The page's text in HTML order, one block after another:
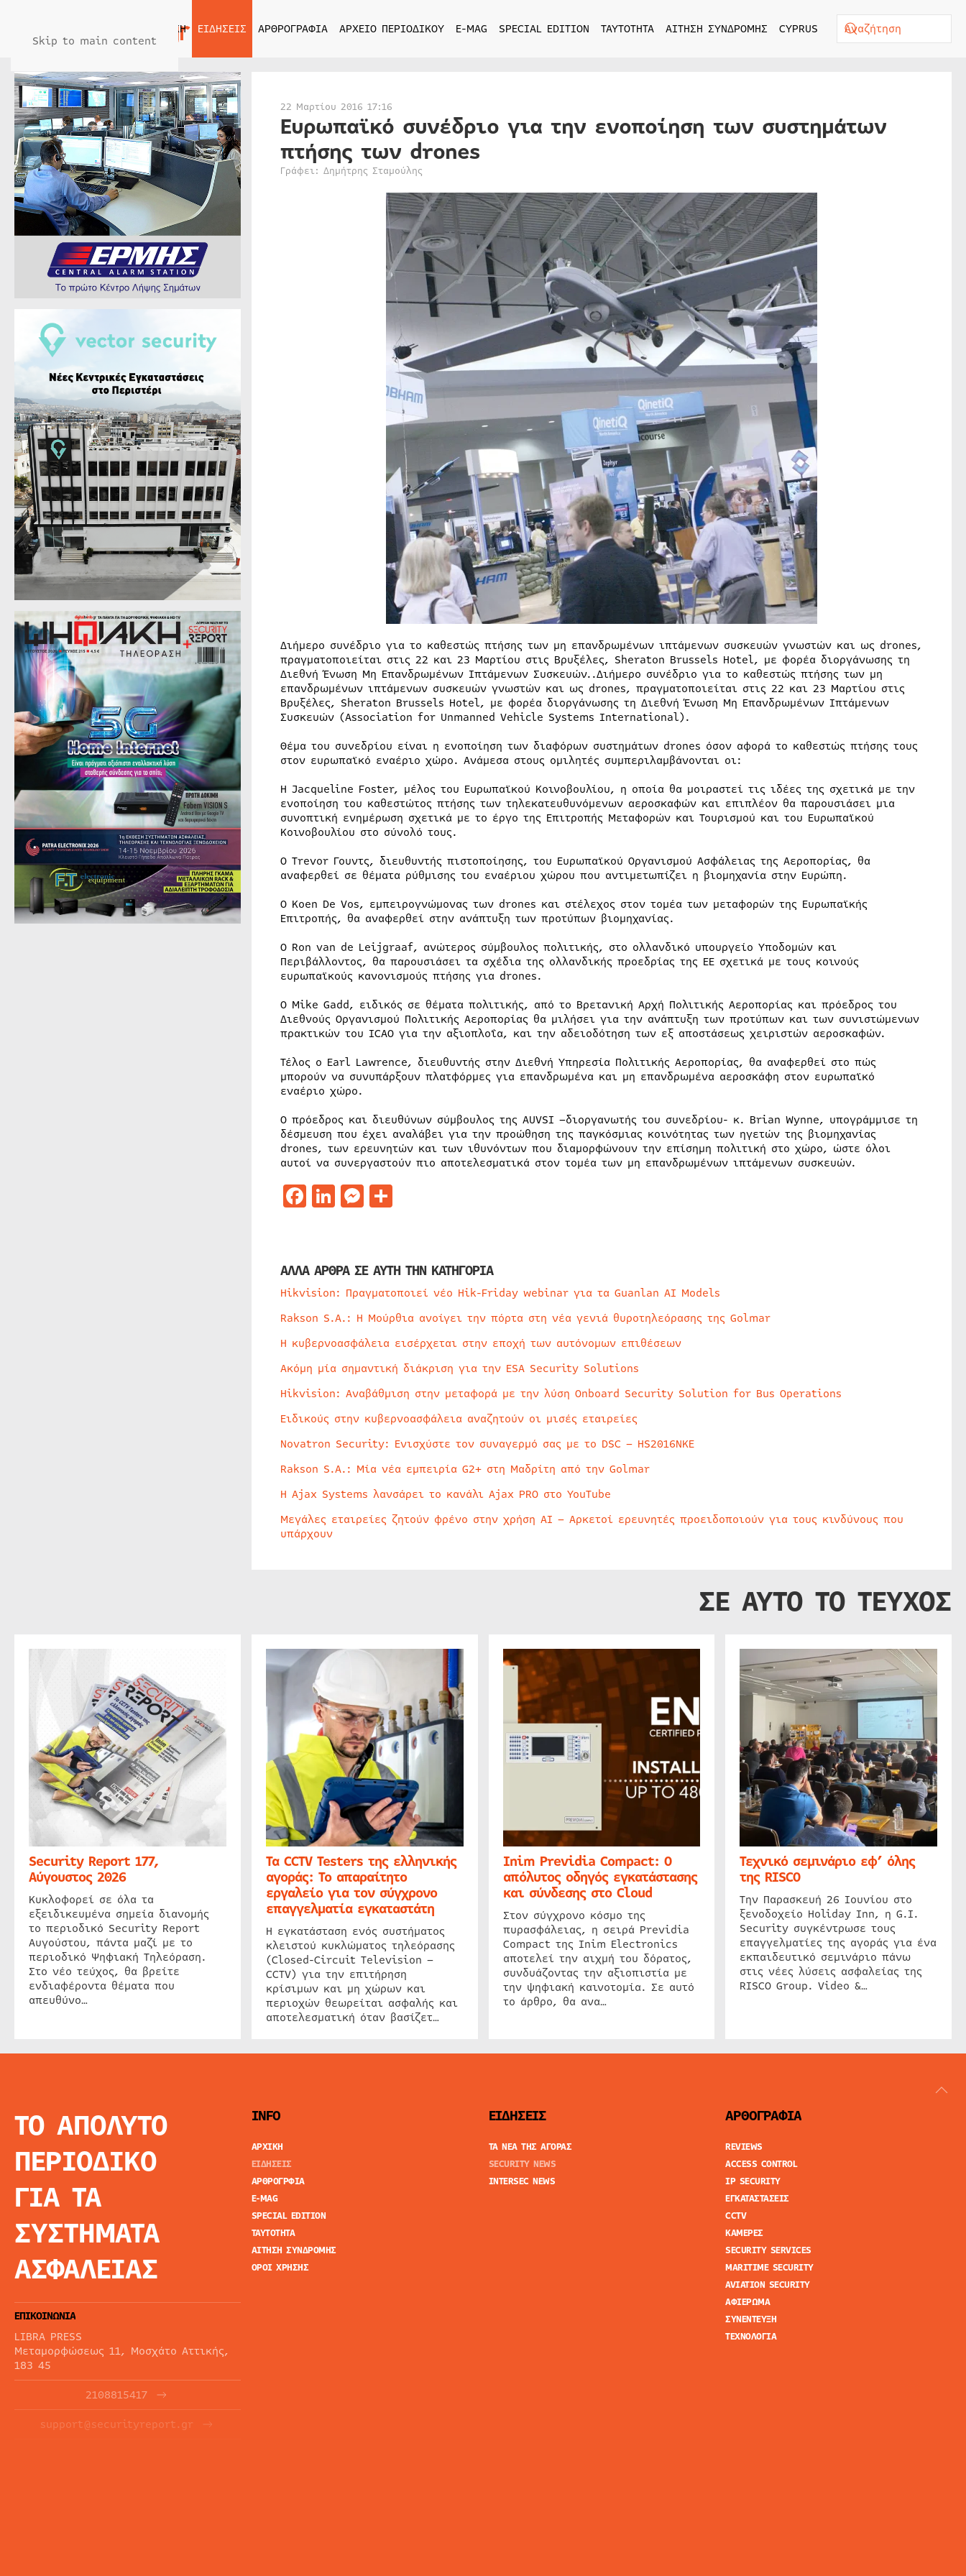
Skip to main content
ΑΡΧΙΚΗ ΕΙΔΗΣΕΙΣ ΑΡΘΡΟΓΡΑΦΙΑ ΑΡΧΕΙΟ ΠΕΡΙΟΔΙΚΟΥ E-MAG SPECIAL EDITION ΤΑΥΤΟΤΗΤΑ ΑΙΤΗΣΗ ΣΥΝΔΡΟΜΗΣ CYPRUS
22 Μαρτίου 2016 17:16
Ευρωπαϊκό συνέδριο για την ενοποίηση των συστημάτων
πτήσης των drones
Γράφει: Δημήτρης Σταμούλης
Διήμερο συνέδριο για το καθεστώς πτήσης των μη επανδρωμένων ιπτάμενων συσκευών γνωστών και ως drones,
πραγματοποιείται στις 22 και 23 Μαρτίου στις Βρυξέλες, Sheraton Brussels Hotel, με φορέα διοργάνωσης τη
Διεθνή Ένωση Μη Επανδρωμένων Ιπτάμενων Συσκευών..Διήμερο συνέδριο για το καθεστώς πτήσης των μη
επανδρωμένων ιπτάμενων συσκευών γνωστών και ως drones, πραγματοποιείται στις 22 και 23 Μαρτίου στις
Βρυξέλες, Sheraton Brussels Hotel, με φορέα διοργάνωσης τη Διεθνή Ένωση Μη Επανδρωμένων Ιπτάμενων
Συσκευών (Association for Unmanned Vehicle Systems International).
Θέμα του συνεδρίου είναι η ενοποίηση των διαφόρων συστημάτων drones όσον αφορά το καθεστώς πτήσης τους
στον ευρωπαϊκό εναέριο χώρο. Ανάμεσα στους ομιλητές συμπεριλαμβάνονται οι:
Η Jacqueline Foster, μέλος του Ευρωπαϊκού Κοινοβουλίου, η οποία θα μοιραστεί τις ιδέες της σχετικά με την
ενοποίηση του καθεστώτος πτήσης των τηλεκατευθυνόμενων αεροσκαφών και επιπλέον θα παρουσιάσει μια
συνοπτική ενημέρωση σχετικά με το έργο της Επιτροπής Μεταφορών και Τουρισμού και του Ευρωπαϊκού
Κοινοβουλίου στο σύνολό τους.
Ο Trevor Γουντς, διευθυντής πιστοποίησης, του Ευρωπαϊκού Οργανισμού Ασφάλειας της Αεροπορίας, θα
αναφερθεί σε θέματα ρύθμισης του εναέριου χώρου που αντιμετωπίζει η βιομηχανία στην Ευρώπη.
Ο Koen De Vos, εμπειρογνώμονας των drones και στέλεχος στον τομέα των μεταφορών της Ευρωπαϊκής
Επιτροπής, θα αναφερθεί στην ανάπτυξη των προτύπων βιομηχανίας.
Ο Ron van de Leijgraaf, ανώτερος σύμβουλος πολιτικής, στο ολλανδικό υπουργείο Υποδομών και
Περιβάλλοντος, θα παρουσιάσει τα σχέδια της ολλανδικής προεδρίας της ΕΕ σχετικά με τους κοινούς
ευρωπαϊκούς κανονισμούς πτήσης για drones.
O Mike Gadd, ειδικός σε θέματα πολιτικής, από το Βρετανική Αρχή Πολιτικής Αεροπορίας και πρόεδρος του
Διεθνούς Οργανισμού Πολιτικής Αεροπορίας θα μιλήσει για την ανάπτυξη των προτύπων και των συνιστώμενων
πρακτικών του ICAO για την αξιοπλοΐα, και την αδειοδότηση των εξ αποστάσεως χειριστών αεροσκαφών.
Τέλος ο Earl Lawrence, διευθυντής στην Διεθνή Υπηρεσία Πολιτικής Αεροπορίας, θα αναφερθεί στο πώς
μπορούν να συνυπάρξουν πλατφόρμες για επανδρωμένα και μη επανδρωμένα αεροσκάφη στον ευρωπαϊκό
εναέριο χώρο.
Ο πρόεδρος και διευθύνων σύμβουλος της AUVSI –διοργανωτής του συνεδρίου- κ. Brian Wynne, υπογράμμισε τη
δέσμευση που έχει αναλάβει για την προώθηση της παγκόσμιας κοινότητας των ηγετών της βιομηχανίας
drones, των ερευνητών και των ιθυνόντων που διαμορφώνουν την επίσημη πολιτική στο χώρο, ώστε όλοι
αυτοί να συνεργαστούν πιο αποτελεσματικά στον τομέα των μη επανδρωμένων ιπτάμενων συσκευών.
Facebook
LinkedIn
Messenger
Μοιραστείτε
ΑΛΛΑ ΑΡΘΡΑ ΣΕ ΑΥΤΗ ΤΗΝ ΚΑΤΗΓΟΡΙΑ
Hikvision: Πραγματοποιεί νέο Hik-Friday webinar για τα Guanlan AI Models
Rakson S.A.: Η Μούρθια ανοίγει την πόρτα στη νέα γενιά θυροτηλεόρασης της Golmar
Η κυβερνοασφάλεια εισέρχεται στην εποχή των αυτόνομων επιθέσεων
Ακόμη μία σημαντική διάκριση για την ESA Security Solutions
Hikvision: Αναβάθμιση στην μεταφορά με την λύση Onboard Security Solution for Bus Operations
Ειδικούς στην κυβερνοασφάλεια αναζητούν οι μισές εταιρείες
Novatron Security: Ενισχύστε τον συναγερμό σας με το DSC – HS2016NKE
Rakson S.A.: Μία νέα εμπειρία G2+ στη Μαδρίτη από την Golmar
Η Ajax Systems λανσάρει το κανάλι Ajax PRO στο YouTube
Μεγάλες εταιρείες ζητούν φρένο στην χρήση AI – Αρκετοί ερευνητές προειδοποιούν για τους κινδύνους που
υπάρχουν
ΣΕ ΑΥΤΟ ΤΟ ΤΕΥΧΟΣ
Security Report 177,
Αύγουστος 2026
Κυκλοφορεί σε όλα τα
εξειδικευμένα σημεία διανομής
το περιοδικό Security Report
Αυγούστου, πάντα μαζί με το
περιοδικό Ψηφιακή Τηλεόραση.
Στο νέο τεύχος, θα βρείτε
ενδιαφέροντα θέματα που
απευθύνο…
Τα CCTV Testers της ελληνικής
αγοράς: Το απαραίτητο
εργαλείο για τον σύγχρονο
επαγγελματία εγκαταστάτη
Η εγκατάσταση ενός συστήματος
κλειστού κυκλώματος τηλεόρασης
(Closed-Circuit Television –
CCTV) για την επιτήρηση
κρίσιμων και μη χώρων και
περιοχών θεωρείται ασφαλής και
αποτελεσματική όταν βασίζετ…
Inim Previdia Compact: Ο
απόλυτος οδηγός εγκατάστασης
και σύνδεσης στο Cloud
Στον σύγχρονο κόσμο της
πυρασφάλειας, η σειρά Previdia
Compact της Inim Electronics
αποτελεί την αιχμή του δόρατος,
συνδυάζοντας την αξιοπιστία με
την ψηφιακή καινοτομία. Σε αυτό
το άρθρο, θα ανα…
Τεχνικό σεμινάριο εφ’ όλης
της RISCO
Την Παρασκευή 26 Ιουνίου στο
ξενοδοχείο Holiday Inn, η G.I.
Security συγκέντρωσε τους
επαγγελματίες της αγοράς για ένα
εκπαιδευτικό σεμινάριο πάνω
στις νέες λύσεις ασφαλείας της
RISCO Group. Video &…
ΤΟ ΑΠΟΛΥΤΟ
ΠΕΡΙΟΔΙΚΟ
ΓΙΑ ΤΑ
ΣΥΣΤΗΜΑΤΑ
ΑΣΦΑΛΕΙΑΣ
ΕΠΙΚΟΙΝΩΝΙΑ
LIBRA PRESS
Μεταμορφώσεως 11, Μοσχάτο Αττικής,
183 45
2108815417
support@securityreport.gr
INFO
ΑΡΧΙΚΗ
ΕΙΔΗΣΕΙΣ
ΑΡΘΡΟΓΡΦΙΑ
E-MAG
SPECIAL EDITION
ΤΑΥΤΟΤΗΤΑ
ΑΙΤΗΣΗ ΣΥΝΔΡΟΜΗΣ
ΟΡΟΙ ΧΡΗΣΗΣ
ΕΙΔΗΣΕΙΣ
ΤΑ ΝΕΑ ΤΗΣ ΑΓΟΡΑΣ
SECURITY NEWS
INTERSEC NEWS
ΑΡΘΟΓΡΑΦΙΑ
REVIEWS
ACCESS CONTROL
IP SECURITY
ΕΓΚΑΤΑΣΤΑΣΕΙΣ
CCTV
ΚΑΜΕΡΕΣ
SECURITY SERVICES
MARITIME SECURITY
AVIATION SECURITY
ΑΦΙΕΡΩΜΑ
ΣΥΝΕΝΤΕΥΞΗ
ΤΕΧΝΟΛΟΓΙΑ